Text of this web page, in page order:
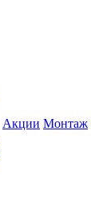
Акции Монтаж